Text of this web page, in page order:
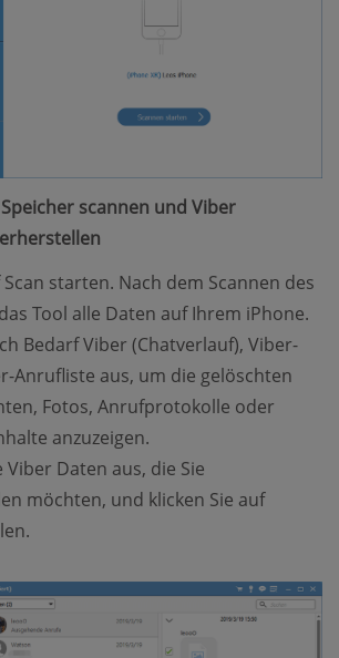
scannen und Viber
Scan starten. Nach dem Scannen des
Tool alle Daten auf Ihrem iPhone.
Bedarf Viber (Chatverlauf), Viber-
Anrufliste aus, um die gelöschten
Fotos, Anrufprotokolle oder
anzuzeigen.
Viber Daten aus, die Sie
möchten, und klicken Sie auf